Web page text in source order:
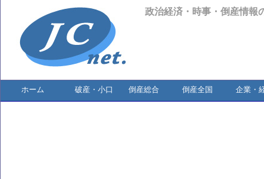
政治経済・時事・倒産情報
ホーム 破産・小口 倒産総合 倒産全国 企業・